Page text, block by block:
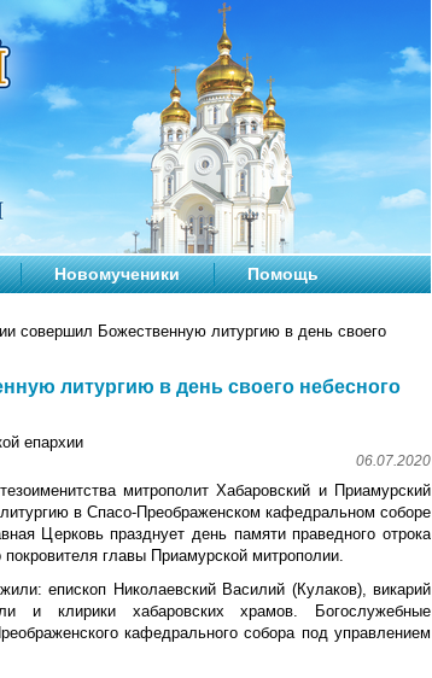
Новомученики Помощь
совершил Божественную литургию в день своего
литургию в день своего небесного
епархии
06.07.2020
митрополит Хабаровский и Приамурский
в Спасо-Преображенском кафедральном соборе
Церковь празднует день памяти праведного отрока
главы Приамурской митрополии.
епископ Николаевский Василий (Кулаков), викарий
и клирики хабаровских храмов. Богослужебные
кафедрального собора под управлением